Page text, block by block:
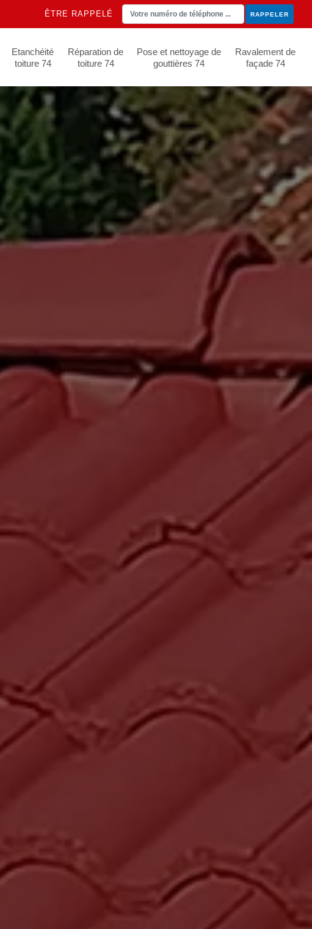
ÊTRE RAPPELÉ
Etanchéité
toiture 74
Réparation de
toiture 74
Pose et nettoyage de
gouttières 74
Ravalement de
façade 74